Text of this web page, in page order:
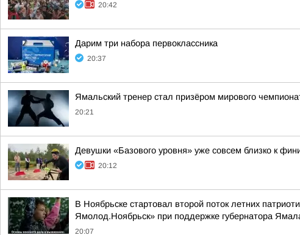
20:42
Дарим три набора первоклассника
20:37
Ямальский тренер стал призёром мирового
20:21
Девушки «Базового уровня» уже совсем близко к
20:12
В Ноябрьске стартовал второй поток летних
Ямолод.Ноябрьск» при поддержке губернатора
20:07